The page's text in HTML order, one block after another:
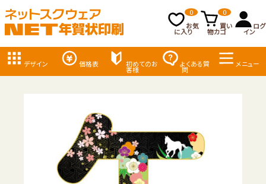
お気
に入り
0
買い
物カゴ
0
ログ
イン
デザイン 価格表 初めてのお
客様
よくある質
問
メニュー